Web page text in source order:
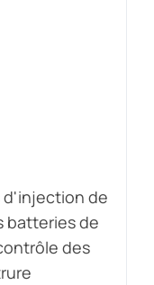
d'injection de
batteries de
des